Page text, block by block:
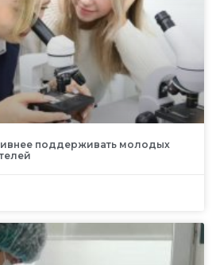
поддерживать молодых